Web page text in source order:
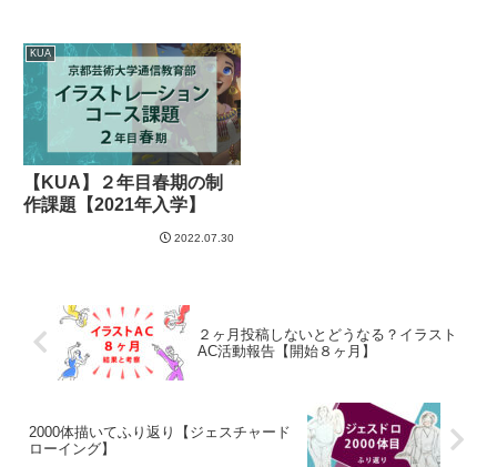
KUA
【KUA】２年目春期の制
作課題【2021年入学】
2022.07.30
２ヶ月投稿しないとどうなる？イラスト
AC活動報告【開始８ヶ月】
2000体描いてふり返り【ジェスチャード
ローイング】